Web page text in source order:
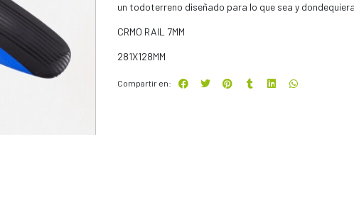
un todoterreno diseñado para lo que sea y
CRMO RAIL 7MM
281X128MM
Compartir en: